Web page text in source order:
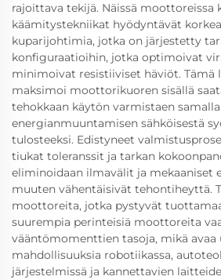
rajoittava tekijä. Näissä
käämitystekniikat hyödyntävät
kuparijohtimia, jotka on järjestetty
konfiguraatioihin, jotka optimoivat
minimoivat resistiiviset häviöt. Tämä
maksimoi moottorikuoren sisällä
tehokkaan käytön varmistaen
energianmuuntamisen sähköisestä
tulosteeksi. Edistyneet
tiukat toleranssit ja tarkan
eliminoidaan ilmavälit ja mekaaniset
muuten vähentäisivät tehontiheyttä.
moottoreita, jotka pystyvät
suurempia perinteisiä moottoreita
vääntömomenttien tasoja, mikä avaa
mahdollisuuksia robotiikassa,
järjestelmissä ja kannettavien